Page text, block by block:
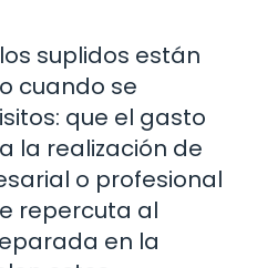
suplidos están
cuando se
que el gasto
la realización de
o profesional
repercuta al
en la